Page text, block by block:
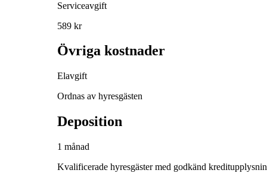
Serviceavgift
589 kr
Övriga kostnader
Elavgift
Ordnas av hyresgästen
Deposition
1 månad
Kvalificerade hyresgäster med godkänd